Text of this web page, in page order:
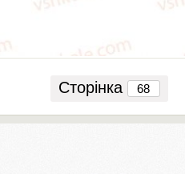
Сторінка